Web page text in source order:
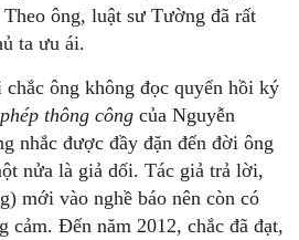
ông, luật sư Tường đã rất
ta ưu ái.
ông không đọc quyển hồi ký
thông công của Nguyễn
nhắc được đầy đặn đến đời ông
nửa là giả dối. Tác giả trả lời,
mới vào nghề báo nên còn có
cảm. Đến năm 2012, chắc đã đạt,